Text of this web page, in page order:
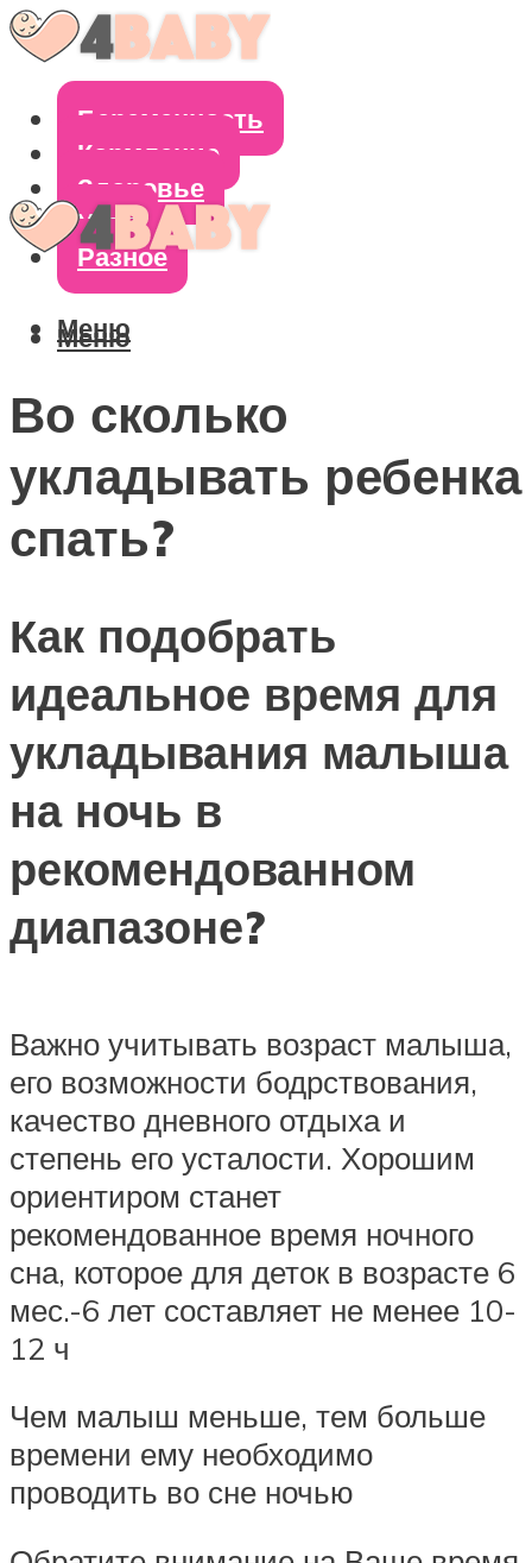
Беременность
Кормление
Здоровье
Уход
Разное
Меню
Меню
Во сколько
укладывать ребенка
спать?
Как подобрать
идеальное время для
укладывания малыша
на ночь в
рекомендованном
диапазоне?
Важно учитывать возраст малыша,
его возможности бодрствования,
качество дневного отдыха и
степень его усталости. Хорошим
ориентиром станет
рекомендованное время ночного
сна, которое для деток в возрасте 6
мес.-6 лет составляет не менее 10-
12 ч
Чем малыш меньше, тем больше
времени ему необходимо
проводить во сне ночью